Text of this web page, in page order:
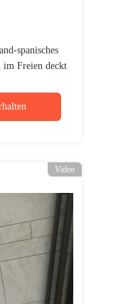
spanisches
im Freien deckt
Video